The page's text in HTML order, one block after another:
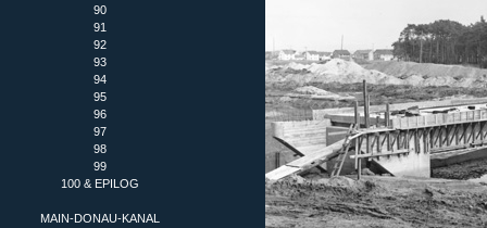
90
91
92
93
94
95
96
97
98
99
100 & EPILOG
MAIN-DONAU-KANAL